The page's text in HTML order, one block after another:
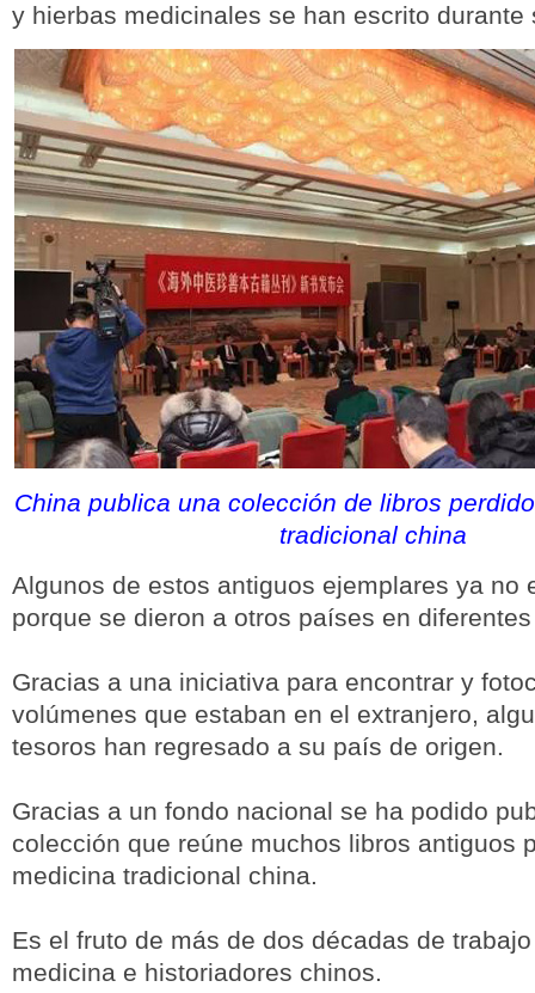
y hierbas medicinales se han escrito durante
China publica una colección de libros
tradicional china
Algunos de estos antiguos ejemplares ya no
porque se dieron a otros países en
Gracias a una iniciativa para encontrar y
volúmenes que estaban en el extranjero,
tesoros han regresado a su país de origen.
Gracias a un fondo nacional se ha podido
colección que reúne muchos libros antiguos
medicina tradicional china.
Es el fruto de más de dos décadas de
medicina e historiadores chinos.